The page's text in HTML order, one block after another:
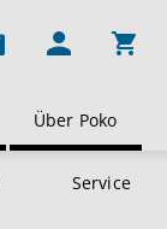
Über Poko
Service